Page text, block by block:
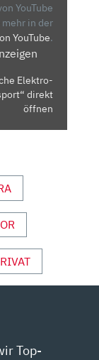
YouTube
mehr in der
YouTube.
Elektro-
direkt
öffnen
Top-